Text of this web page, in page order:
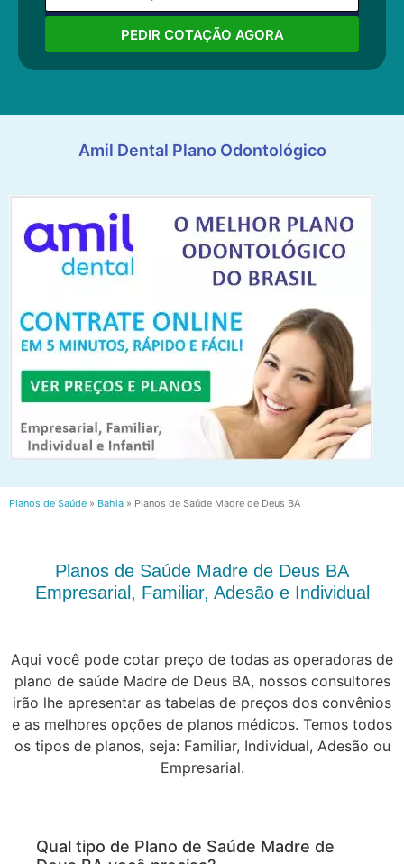
PEDIR COTAÇÃO AGORA
Amil Dental Plano Odontológico
Planos de Saúde » Bahia » Planos de Saúde Madre de Deus BA
Planos de Saúde Madre de Deus BA
Empresarial, Familiar, Adesão e Individual
Aqui você pode cotar preço de todas as operadoras de
plano de saúde Madre de Deus BA, nossos consultores
irão lhe apresentar as tabelas de preços dos convênios
e as melhores opções de planos médicos. Temos todos
os tipos de planos, seja: Familiar, Individual, Adesão ou
Empresarial.
Qual tipo de Plano de Saúde Madre de